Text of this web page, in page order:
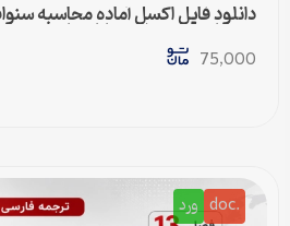
دانلود فایل اکسل آماده محاسبه
خودکار حق سنوات و پایان کار
75,000
.doc ورد